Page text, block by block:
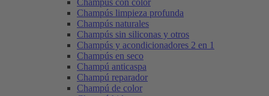
Champús con color
Champús limpieza profunda
Champús naturales
Champús sin siliconas y otros
Champús y acondicionadores 2 en 1
Champús en seco
Champú anticaspa
Champú reparador
Champú de color